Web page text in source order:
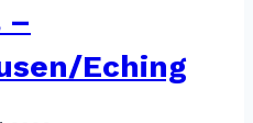
–
Eching